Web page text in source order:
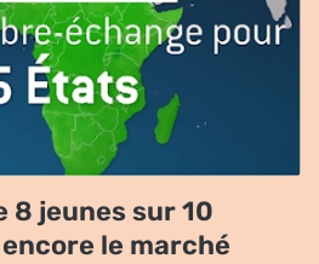
8 jeunes sur 10
le marché